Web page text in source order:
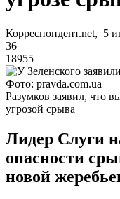
Корреспондент.net, 5
36
18955
Фото: pravda.com.ua
Разумков заявил, что
угрозой срыва
Лидер Слуги
опасности
новой